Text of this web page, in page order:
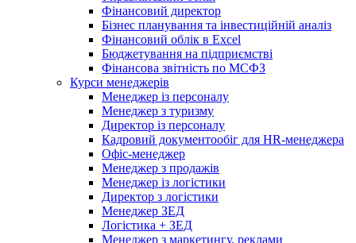
Фінансовий директор
Бізнес планування та інвестиційній аналіз
Фінансовий облiк в Excel
Бюджетування на підприємстві
Фінансова звітність по МСФЗ
Курси менеджерів
Менеджер із персоналу
Менеджер з туризму
Директор iз персоналу
Кадровий документообіг для HR-менеджера
Офіс-менеджер
Менеджер з продажів
Менеджер із логістики
Директор з логістики
Менеджер ЗEД
Логістика + ЗЕД
Менеджер з маркетингу, реклами